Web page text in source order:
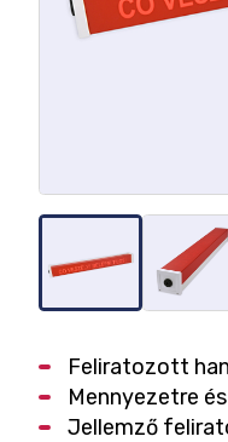
Feliratozott
Mennyezetre
Jellemző